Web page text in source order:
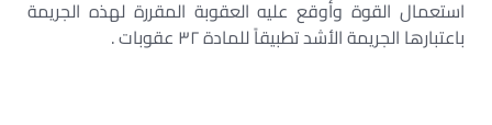
استعمال القوة وأوقع عليه العقوبة المقررة لهذه الجريمة
باعتبارها الجريمة الأشد تطبيقاً للمادة ٣٢ عقوبات .